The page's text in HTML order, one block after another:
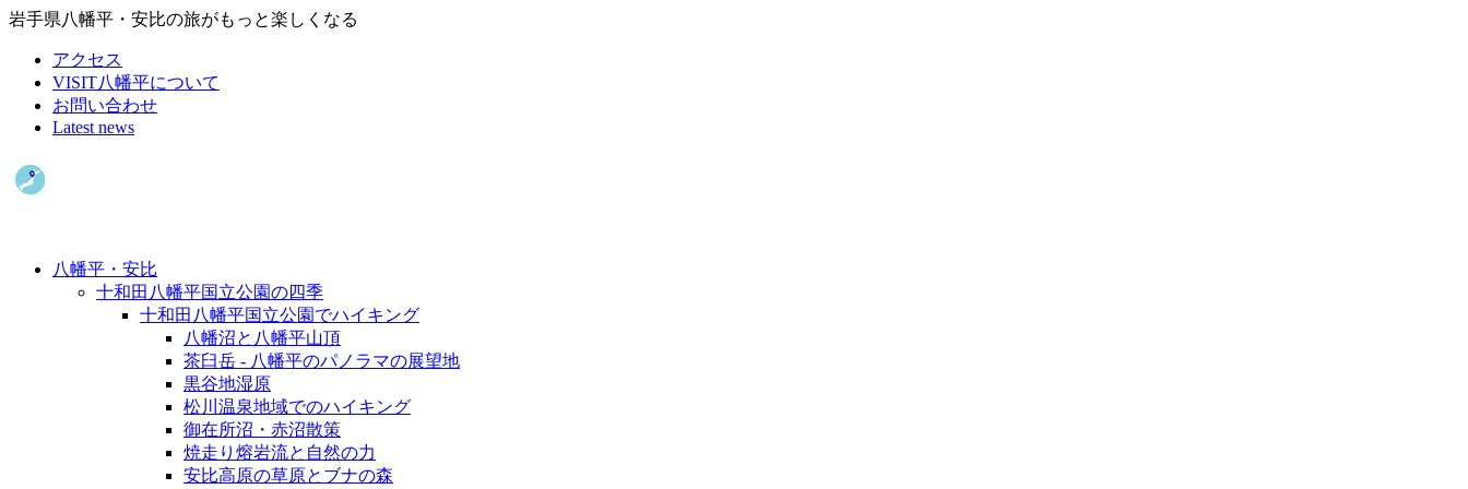
岩手県八幡平・安比の旅がもっと楽しくなる
アクセス
VISIT八幡平について
お問い合わせ
Latest news
八幡平・安比
十和田八幡平国立公園の四季
十和田八幡平国立公園でハイキング
八幡沼と八幡平山頂
茶臼岳 - 八幡平のパノラマの展望地
黒谷地湿原
松川温泉地域でのハイキング
御在所沼・赤沼散策
焼走り熔岩流と自然の力
安比高原の草原とブナの森